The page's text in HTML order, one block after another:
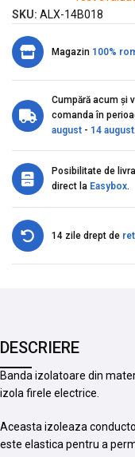
SKU: ALX-14B018
Magazin 100%
Cumpără acum și
comanda în
august - 14 august.
Posibilitate de
direct la Easybox.
14 zile drept de
DESCRIERE
Banda izolatoare din
izola firele electrice.
Aceasta izoleaza
este elastica pentru a